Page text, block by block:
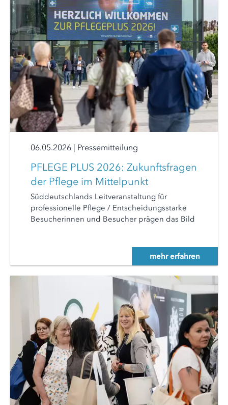
06.05.2026 | Pressemitteilung
PFLEGE PLUS 2026: Zukunftsfragen
der Pflege im Mittelpunkt
Süddeutschlands Leitveranstaltung für
professionelle Pflege / Entscheidungsstarke
Besucherinnen und Besucher prägen das Bild
mehr erfahren